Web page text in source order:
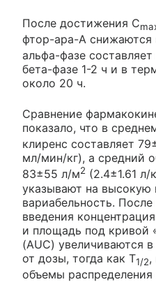
После достижения C
фтор-ара-А снижаются
альфа-фазе
бета-фазе 1-2 ч и в
около 20 ч.
Сравнение
показало, что в
клиренс составляет
мл/мин/кг), а средний
83±55 л/м2 (2.4±1.61
указывают на высокую
вариабельность. После
введения
и площадь под кривой
(AUC) увеличиваются
от дозы, тогда как T1/2,
объемы